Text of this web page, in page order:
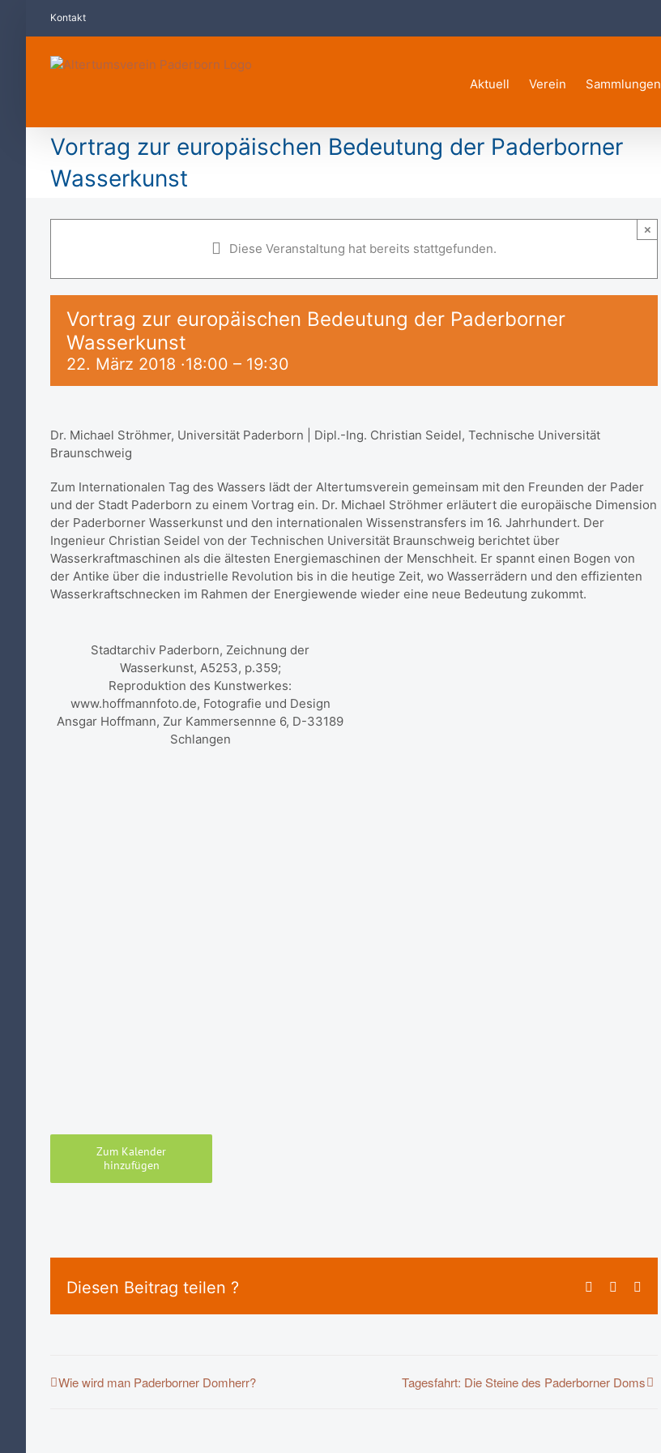
Kontakt
Aktuell Verein Sammlungen
Vortrag zur europäischen Bedeutung der Paderborner
Wasserkunst
Diese Veranstaltung hat bereits stattgefunden.
×
Vortrag zur europäischen Bedeutung der Paderborner
Wasserkunst
22. März 2018 ·18:00 – 19:30
Dr. Michael Ströhmer, Universität Paderborn | Dipl.-Ing. Christian Seidel, Technische Universität
Braunschweig
Zum Internationalen Tag des Wassers lädt der Altertumsverein gemeinsam mit den Freunden der Pader
und der Stadt Paderborn zu einem Vortrag ein. Dr. Michael Ströhmer erläutert die europäische Dimension
der Paderborner Wasserkunst und den internationalen Wissenstransfers im 16. Jahrhundert. Der
Ingenieur Christian Seidel von der Technischen Universität Braunschweig berichtet über
Wasserkraftmaschinen als die ältesten Energiemaschinen der Menschheit. Er spannt einen Bogen von
der Antike über die industrielle Revolution bis in die heutige Zeit, wo Wasserrädern und den effizienten
Wasserkraftschnecken im Rahmen der Energiewende wieder eine neue Bedeutung zukommt.
Stadtarchiv Paderborn, Zeichnung der
Wasserkunst, A5253, p.359;
Reproduktion des Kunstwerkes:
www.hoffmannfoto.de, Fotografie und Design
Ansgar Hoffmann, Zur Kammersennne 6, D-33189
Schlangen
Zum Kalender
hinzufügen
Diesen Beitrag teilen ? Facebook
Wie wird man Paderborner Domherr? Tagesfahrt: Die Steine des Paderborner Doms